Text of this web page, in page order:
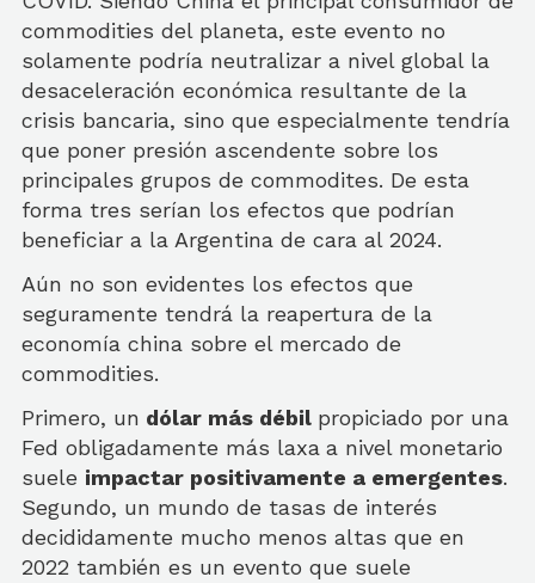
commodities del planeta, este evento no
solamente podría neutralizar a nivel global la
desaceleración económica resultante de la
crisis bancaria, sino que especialmente tendría
que poner presión ascendente sobre los
principales grupos de commodites. De esta
forma tres serían los efectos que podrían
beneficiar a la Argentina de cara al 2024.
Aún no son evidentes los efectos que
seguramente tendrá la reapertura de la
economía china sobre el mercado de
commodities.
Primero, un dólar más débil propiciado por una
Fed obligadamente más laxa a nivel monetario
suele impactar positivamente a emergentes.
Segundo, un mundo de tasas de interés
decididamente mucho menos altas que en
2022 también es un evento que suele